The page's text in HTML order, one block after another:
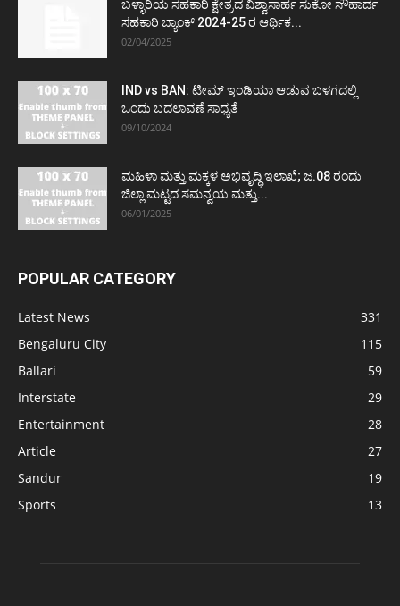
ಬಳ್ಳಾರಿಯ ಸಹಕಾರಿ ಕ್ಷೇತ್ರದ ವಿಶ್ವಾಸಾರ್ಹ ಸುಕೋ ಸೌಹಾರ್ದ
ಸಹಕಾರಿ ಬ್ಯಾಂಕ್ 2024-25 ರ ಆರ್ಥಿಕ...
02/04/2025
IND vs BAN: ಟೀಮ್ ಇಂಡಿಯಾ ಆಡುವ ಬಳಗದಲ್ಲಿ
ಒಂದು ಬದಲಾವಣೆ ಸಾಧ್ಯತೆ
09/10/2024
ಮಹಿಳಾ ಮತ್ತು ಮಕ್ಕಳ ಅಭಿವೃದ್ಧಿ ಇಲಾಖೆ; ಜ.08 ರಂದು
ಜಿಲ್ಲಾ ಮಟ್ಟದ ಸಮನ್ವಯ ಮತ್ತು...
06/01/2025
POPULAR CATEGORY
Latest News
331
Bengaluru City
115
Ballari
59
Interstate
29
Entertainment
28
Article
27
Sandur
19
Sports
13